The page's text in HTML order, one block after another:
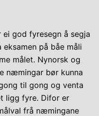
god fyresegn å segja
på båe måli
målet. Nynorsk og
næmingar bør kunna
til gong og venta
ligg fyre. Difor er
frå næmingane